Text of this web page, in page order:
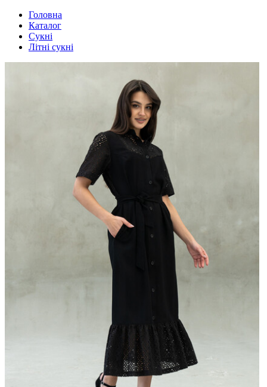
Головна
Каталог
Сукні
Літні сукні